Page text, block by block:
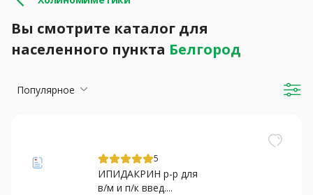
Вы смотрите каталог для
населенного пункта Белгород
Популярное
5
ИПИДАКРИН р-р для
в/м и п/к введ....